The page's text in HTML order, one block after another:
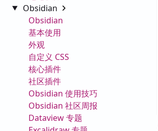
Obsidian
Obsidian
基本使用
外观
自定义 CSS
核心插件
社区插件
Obsidian 使用技巧
Obsidian 社区周报
Dataview 专题